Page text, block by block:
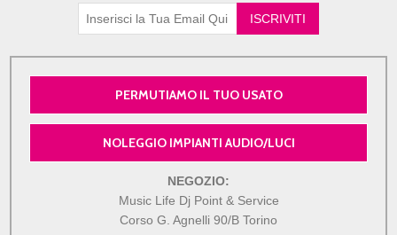
PERMUTIAMO IL TUO USATO
NOLEGGIO IMPIANTI AUDIO/LUCI
NEGOZIO:
Music Life Dj Point & Service
Corso G. Agnelli 90/B Torino